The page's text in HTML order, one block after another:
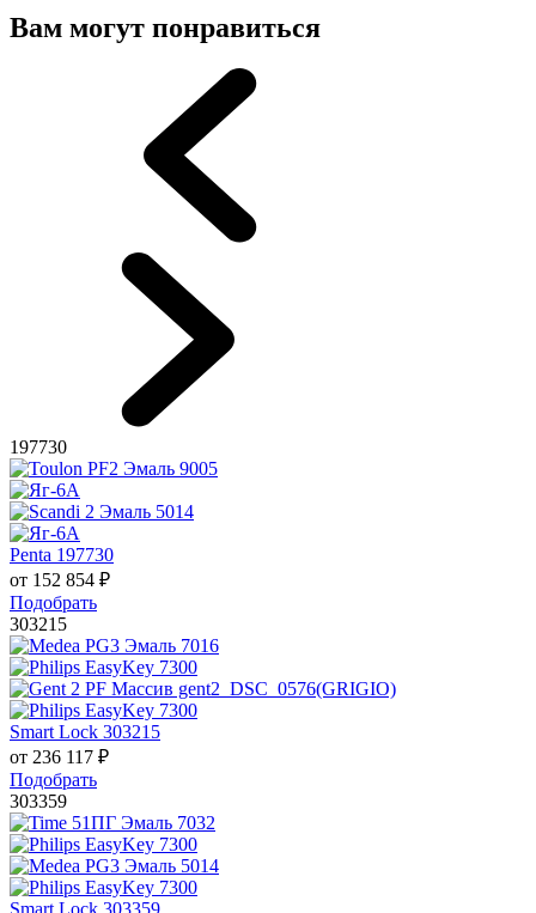
Вам могут понравиться
197730
Penta 197730
от 152 854 ₽
Подобрать
303215
Smart Lock 303215
от 236 117 ₽
Подобрать
303359
Smart Lock 303359